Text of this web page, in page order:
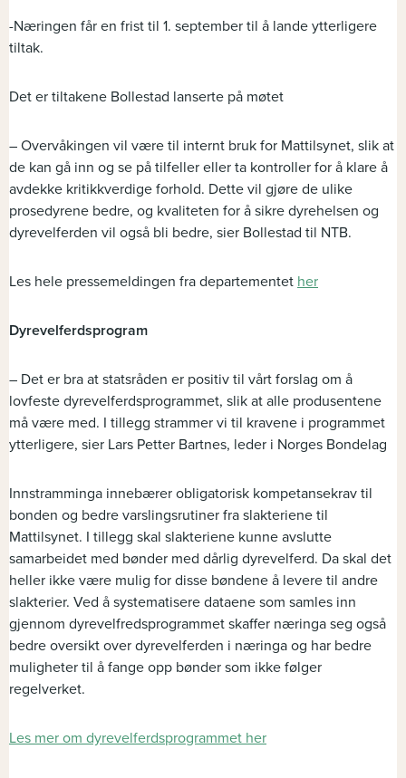
-Næringen får en frist til 1. september til å lande ytterligere
tiltak.
Det er tiltakene Bollestad lanserte på møtet
– Overvåkingen vil være til internt bruk for Mattilsynet, slik at
de kan gå inn og se på tilfeller eller ta kontroller for å klare å
avdekke kritikkverdige forhold. Dette vil gjøre de ulike
prosedyrene bedre, og kvaliteten for å sikre dyrehelsen og
dyrevelferden vil også bli bedre, sier Bollestad til NTB.
Les hele pressemeldingen fra departementet her
Dyrevelferdsprogram
– Det er bra at statsråden er positiv til vårt forslag om å
lovfeste dyrevelferdsprogrammet, slik at alle produsentene
må være med. I tillegg strammer vi til kravene i programmet
ytterligere, sier Lars Petter Bartnes, leder i Norges Bondelag
Innstramminga innebærer obligatorisk kompetansekrav til
bonden og bedre varslingsrutiner fra slakteriene til
Mattilsynet. I tillegg skal slakteriene kunne avslutte
samarbeidet med bønder med dårlig dyrevelferd. Da skal det
heller ikke være mulig for disse bøndene å levere til andre
slakterier. Ved å systematisere dataene som samles inn
gjennom dyrevelfredsprogrammet skaffer næringa seg også
bedre oversikt over dyrevelferden i næringa og har bedre
muligheter til å fange opp bønder som ikke følger
regelverket.
Les mer om dyrevelferdsprogrammet her